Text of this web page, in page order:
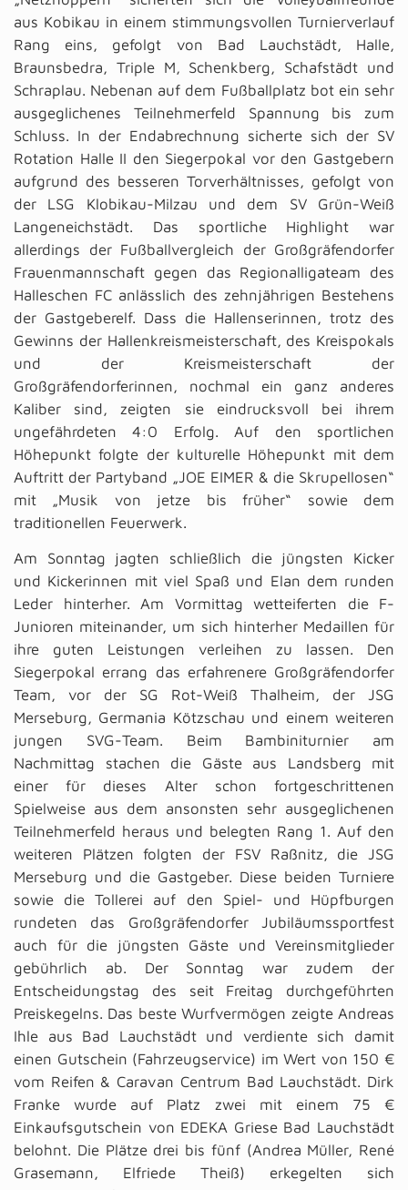
aus Kobikau in einem stimmungsvollen Turnierverlauf
Rang eins, gefolgt von Bad Lauchstädt, Halle,
Braunsbedra, Triple M, Schenkberg, Schafstädt und
Schraplau. Nebenan auf dem Fußballplatz bot ein sehr
ausgeglichenes Teilnehmerfeld Spannung bis zum
Schluss. In der Endabrechnung sicherte sich der SV
Rotation Halle II den Siegerpokal vor den Gastgebern
aufgrund des besseren Torverhältnisses, gefolgt von
der LSG Klobikau-Milzau und dem SV Grün-Weiß
Langeneichstädt. Das sportliche Highlight war
allerdings der Fußballvergleich der Großgräfendorfer
Frauenmannschaft gegen das Regionalligateam des
Halleschen FC anlässlich des zehnjährigen Bestehens
der Gastgeberelf. Dass die Hallenserinnen, trotz des
Gewinns der Hallenkreismeisterschaft, des Kreispokals
und der Kreismeisterschaft der
Großgräfendorferinnen, nochmal ein ganz anderes
Kaliber sind, zeigten sie eindrucksvoll bei ihrem
ungefährdeten 4:0 Erfolg. Auf den sportlichen
Höhepunkt folgte der kulturelle Höhepunkt mit dem
Auftritt der Partyband „JOE EIMER & die Skrupellosen“
mit „Musik von jetze bis früher“ sowie dem
traditionellen Feuerwerk.
Am Sonntag jagten schließlich die jüngsten Kicker
und Kickerinnen mit viel Spaß und Elan dem runden
Leder hinterher. Am Vormittag wetteiferten die F-
Junioren miteinander, um sich hinterher Medaillen für
ihre guten Leistungen verleihen zu lassen. Den
Siegerpokal errang das erfahrenere Großgräfendorfer
Team, vor der SG Rot-Weiß Thalheim, der JSG
Merseburg, Germania Kötzschau und einem weiteren
jungen SVG-Team. Beim Bambiniturnier am
Nachmittag stachen die Gäste aus Landsberg mit
einer für dieses Alter schon fortgeschrittenen
Spielweise aus dem ansonsten sehr ausgeglichenen
Teilnehmerfeld heraus und belegten Rang 1. Auf den
weiteren Plätzen folgten der FSV Raßnitz, die JSG
Merseburg und die Gastgeber. Diese beiden Turniere
sowie die Tollerei auf den Spiel- und Hüpfburgen
rundeten das Großgräfendorfer Jubiläumssportfest
auch für die jüngsten Gäste und Vereinsmitglieder
gebührlich ab. Der Sonntag war zudem der
Entscheidungstag des seit Freitag durchgeführten
Preiskegelns. Das beste Wurfvermögen zeigte Andreas
Ihle aus Bad Lauchstädt und verdiente sich damit
einen Gutschein (Fahrzeugservice) im Wert von 150 €
vom Reifen & Caravan Centrum Bad Lauchstädt. Dirk
Franke wurde auf Platz zwei mit einem 75 €
Einkaufsgutschein von EDEKA Griese Bad Lauchstädt
belohnt. Die Plätze drei bis fünf (Andrea Müller, René
Grasemann, Elfriede Theiß) erkegelten sich